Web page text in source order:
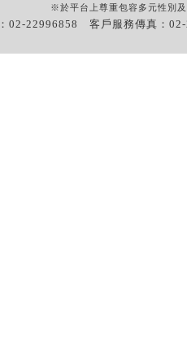
※於平台上尊重包容多元性別
02-22996858 客戶服務傳真：